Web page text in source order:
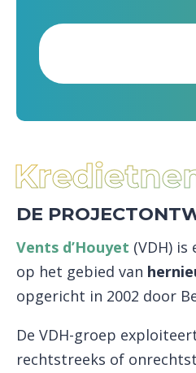
DIT
DE
Vents d’Houyet (VDH)
op het gebied van
opgericht in 2002 door
De VDH-groep
rechtstreeks of